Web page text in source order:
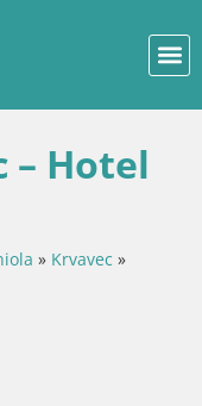
– Hotel
» Krvavec »